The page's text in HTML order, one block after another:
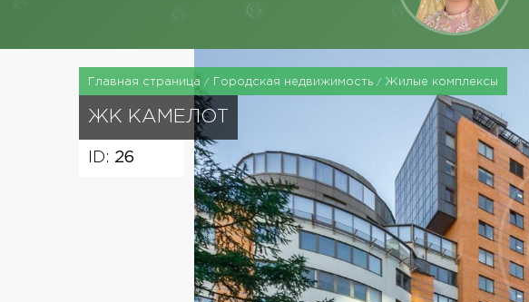
Главная страница Городская недвижимость Жилые комплексы
ЖК КАМЕЛОТ
ID: 26